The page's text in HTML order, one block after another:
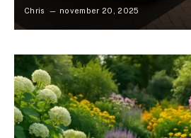
Chris november 20, 2025